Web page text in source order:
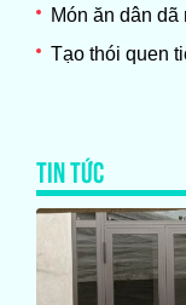
Món ăn dân dã
Tạo thói quen
TIN TỨC